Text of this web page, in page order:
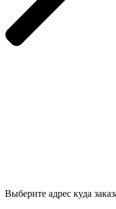
Выберите адрес куда